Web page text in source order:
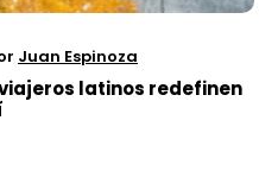
Juan Espinoza
latinos redefinen